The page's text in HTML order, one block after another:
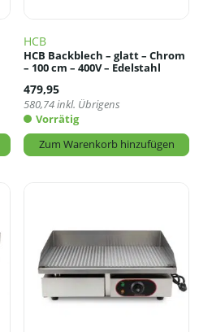
HCB
HCB Backblech – glatt – Chrom
– 100 cm – 400V – Edelstahl
479,95
580,74inkl. Übrigens
Vorrätig
Zum Warenkorb hinzufügen